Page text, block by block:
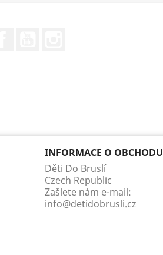
INFORMACE O OBCHODU
Děti Do Bruslí
Czech Republic
Zašlete nám e-mail:
info@detidobrusli.cz